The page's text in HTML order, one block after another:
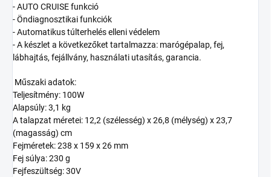
- AUTO CRUISE funkció
- Öndiagnosztikai funkciók
- Automatikus túlterhelés elleni védelem
- A készlet a következőket tartalmazza: marógépalap, fej,
lábhajtás, fejállvány, használati utasítás, garancia.
Műszaki adatok:
Teljesítmény: 100W
Alapsúly: 3,1 kg
A talapzat méretei: 12,2 (szélesség) x 26,8 (mélység) x 23,7
(magasság) cm
Fejméretek: 238 x 159 x 26 mm
Fej súlya: 230 g
Fejfeszültség: 30V